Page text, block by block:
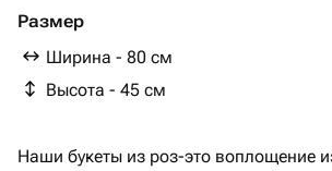
Размер
Ширина - 80 см
Высота - 45 см
Наши букеты из роз-это воплощение